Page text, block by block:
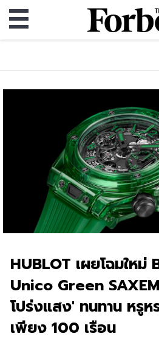
HUBLOT เผยโฉมใหม่
Unico Green
โปร่งแสง' ทนทาน หรู
เพียง 100 เรือน